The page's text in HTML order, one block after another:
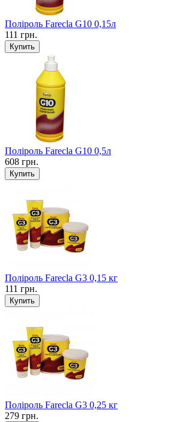
Поліроль Farecla G10 0,15л
111 грн.
Поліроль Farecla G10 0,5л
608 грн.
Поліроль Farecla G3 0,15 кг
111 грн.
Поліроль Farecla G3 0,25 кг
279 грн.